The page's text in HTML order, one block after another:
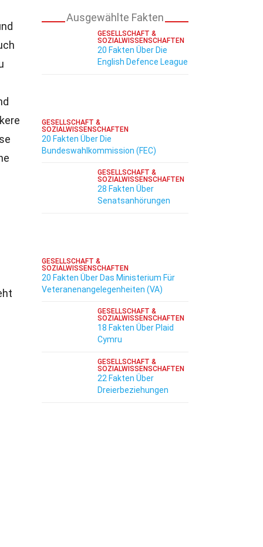
Ausgewählte Fakten
GESELLSCHAFT &
SOZIALWISSENSCHAFTEN
20 Fakten Über Die
English Defence League
GESELLSCHAFT &
SOZIALWISSENSCHAFTEN
20 Fakten Über Die
Bundeswahlkommission (FEC)
GESELLSCHAFT &
SOZIALWISSENSCHAFTEN
28 Fakten Über
Senatsanhörungen
GESELLSCHAFT &
SOZIALWISSENSCHAFTEN
20 Fakten Über Das Ministerium Für
Veteranenangelegenheiten (VA)
GESELLSCHAFT &
SOZIALWISSENSCHAFTEN
18 Fakten Über Plaid
Cymru
GESELLSCHAFT &
SOZIALWISSENSCHAFTEN
22 Fakten Über
Dreierbeziehungen